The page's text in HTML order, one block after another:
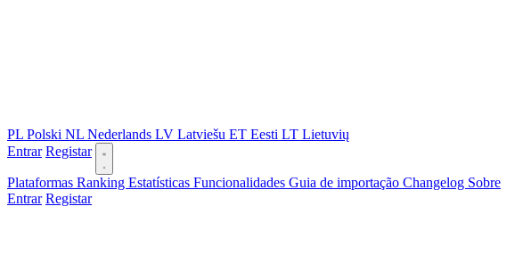
PL Polski NL Nederlands LV Latviešu ET Eesti LT Lietuvių
Entrar Registar
Plataformas Ranking Estatísticas Funcionalidades Guia de importação Changelog Sobre
Entrar Registar